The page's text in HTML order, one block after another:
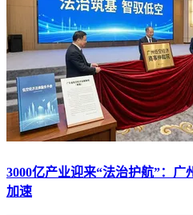
3000亿产业迎来“法治护航”：
加速